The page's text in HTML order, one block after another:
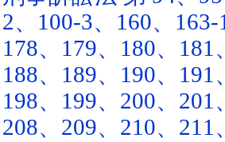
2、100-3、160、
178、179、180、
188、189、190、
198、199、200、
208、209、210、